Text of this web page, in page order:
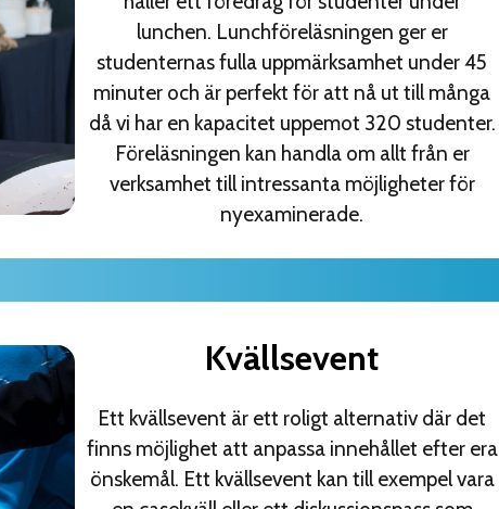
lunchen. Lunchföreläsningen ger er
studenternas fulla uppmärksamhet under 45
minuter och är perfekt för att nå ut till många
då vi har en kapacitet uppemot 320 studenter.
Föreläsningen kan handla om allt från er
verksamhet till intressanta möjligheter för
nyexaminerade.
Kvällsevent
Ett kvällsevent är ett roligt alternativ där det
finns möjlighet att anpassa innehållet efter era
önskemål. Ett kvällsevent kan till exempel vara